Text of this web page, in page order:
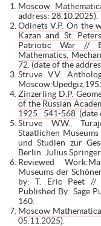
Moscow
address: 28.10.2025).
Odinets V.P. On the
Kazan and St.
Patriotic War //
Mathematics,
72. (date of the
Struve V.V.
Zinzerling D.P.
of the Russian
1925.: 541-568. (date
Struve W.W.,
Staatlichen
und Studien zur
Berlin: Julius
Reviewed
Museums der
by: T. Eric Peet //
Published By: Sage
160.
Moscow
05.11.2025).